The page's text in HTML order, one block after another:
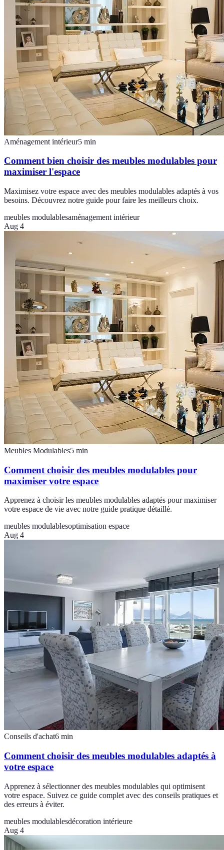
Aménagement intérieur5 min
Comment bien choisir des meubles modulables pour
maximiser l'espace
Maximisez votre espace avec des meubles modulables adaptés à vos
besoins. Découvrez notre guide pour faire les meilleurs choix.
meubles modulablesaménagement intérieur
Aug 4
Meubles Modulables5 min
Comment choisir des meubles modulables pour
maximiser votre espace
Apprenez à choisir les meubles modulables adaptés pour maximiser
votre espace de vie avec notre guide pratique détaillé.
meubles modulablesoptimisation espace
Aug 4
Conseils d'achat6 min
Comment choisir des meubles modulables adaptés à
votre espace
Apprenez à sélectionner des meubles modulables qui optimisent
votre espace. Suivez ce guide complet avec des conseils pratiques et
des erreurs à éviter.
meubles modulablesdécoration intérieure
Aug 4